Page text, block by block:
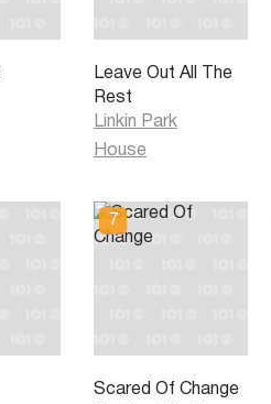
Leave Out All The
Rest
Linkin Park
House
Scared Of Change